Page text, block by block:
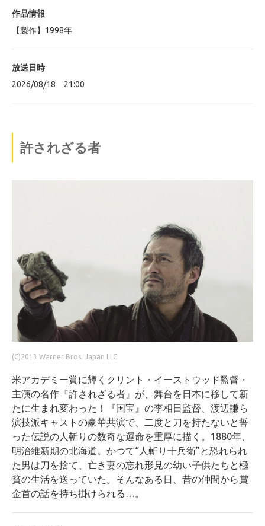
作品情報
【製作】1998年
放送日時
2026/08/18 21:00
許されざる者
(C)2013 Warner Bros. Japan LLC
米アカデミー賞に輝くクリント・イーストウッド監督・
主演の名作『許されざる者』が、舞台を日本に移して新
たに生まれ変わった！『国宝』の李相日監督、渡辺謙ら
演技派キャストの豪華共演で、二度と刀を持たないと誓
った伝説の人斬りの数奇な運命を重厚に描く。1880年、
明治維新期の北海道。かつて“人斬り十兵衛”と恐れられ
た男は刀を捨て、亡き妻の忘れ形見の幼い子供たちと極
貧の生活を送っていた。そんなある日、昔の仲間から賞
金首の話を持ち掛けられる…。